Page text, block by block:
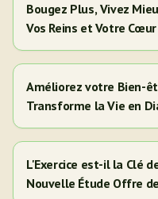
Bougez Plus, Vivez
Vos Reins et Votre Cœur
Améliorez votre Bien-
Transforme la Vie en
L'Exercice est-il la Clé
Nouvelle Étude Offre